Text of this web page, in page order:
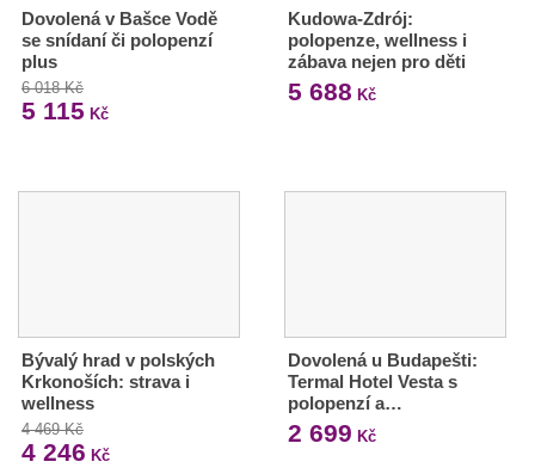
Dovolená v Bašce Vodě
se snídaní či polopenzí
plus
6 018 Kč
5 115 Kč
Kudowa-Zdrój:
polopenze, wellness i
zábava nejen pro děti
5 688 Kč
Bývalý hrad v polských
Krkonoších: strava i
wellness
4 469 Kč
4 246 Kč
Dovolená u Budapešti:
Termal Hotel Vesta s
polopenzí a…
2 699 Kč